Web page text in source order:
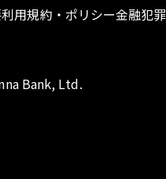
利用規約・ポリシー金融犯
Bank, Ltd.